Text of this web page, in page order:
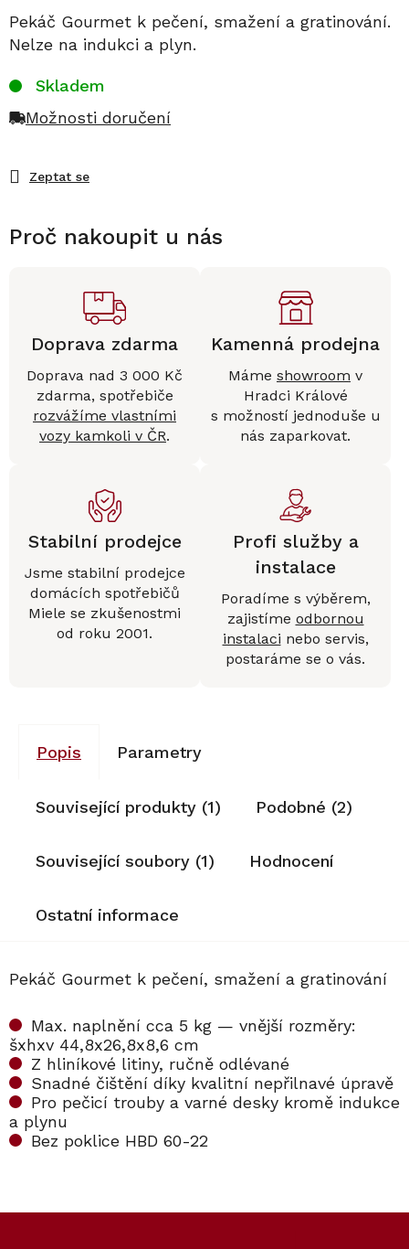
Pekáč Gourmet k pečení, smažení a gratinování.
Nelze na indukci a plyn.
Zeptat se
Skladem
Možnosti doručení
Proč nakoupit u nás
Doprava zdarma
Doprava nad 3 000 Kč
zdarma, spotřebiče
rozvážíme vlastními
vozy kamkoli v ČR.
Kamenná prodejna
Máme showroom v
Hradci Králové
s možností jednoduše u
nás zaparkovat.
Stabilní prodejce
Jsme stabilní prodejce
domácích spotřebičů
Miele se zkušenostmi
od roku 2001.
Profi služby a
instalace
Poradíme s výběrem,
zajistíme odbornou
instalaci nebo servis,
postaráme se o vás.
Popis Parametry
Související produkty (1) Podobné (2)
Související soubory (1) Hodnocení
Ostatní informace
Pekáč Gourmet k pečení, smažení a gratinování
Max. naplnění cca 5 kg — vnější rozměry:
šxhxv 44,8x26,8x8,6 cm
Z hliníkové litiny, ručně odlévané
Snadné čištění díky kvalitní nepřilnavé úpravě
Pro pečicí trouby a varné desky kromě indukce
a plynu
Bez poklice HBD 60-22